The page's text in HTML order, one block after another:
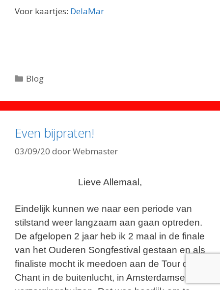
Voor kaartjes: DelaMar
Categorieën
Blog
Even bijpraten!
03/09/20 doorWebmaster
Lieve Allemaal,
Eindelijk kunnen we naar een periode van
stilstand weer langzaam aan gaan optreden.
De afgelopen 2 jaar heb ik 2 maal in de finale
van het Ouderen Songfestival gestaan en als
finaliste mocht ik meedoen aan de Tour de
Chant in de buitenlucht, in Amsterdamse